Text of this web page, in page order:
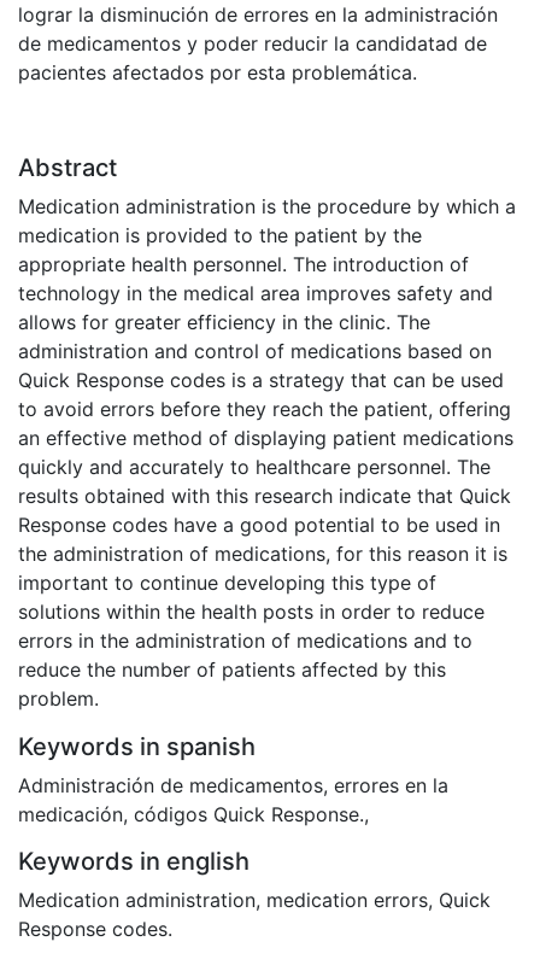
lograr la disminución de errores en la administración
de medicamentos y poder reducir la candidatad de
pacientes afectados por esta problemática.
Abstract
Medication administration is the procedure by which a
medication is provided to the patient by the
appropriate health personnel. The introduction of
technology in the medical area improves safety and
allows for greater efficiency in the clinic. The
administration and control of medications based on
Quick Response codes is a strategy that can be used
to avoid errors before they reach the patient, offering
an effective method of displaying patient medications
quickly and accurately to healthcare personnel. The
results obtained with this research indicate that Quick
Response codes have a good potential to be used in
the administration of medications, for this reason it is
important to continue developing this type of
solutions within the health posts in order to reduce
errors in the administration of medications and to
reduce the number of patients affected by this
problem.
Keywords in spanish
Administración de medicamentos, errores en la
medicación, códigos Quick Response.,
Keywords in english
Medication administration, medication errors, Quick
Response codes.